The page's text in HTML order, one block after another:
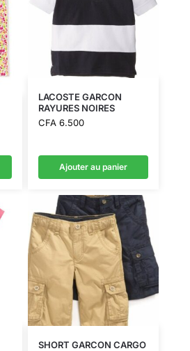
LACOSTE GARCON
RAYURES NOIRES
CFA6.500
Ajouter au panier
SHORT GARCON CARGO